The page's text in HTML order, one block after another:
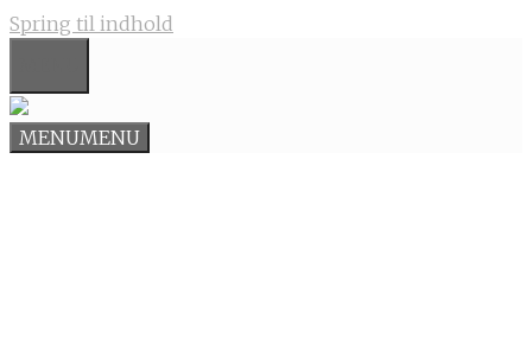
Spring til indhold
MENUMENU